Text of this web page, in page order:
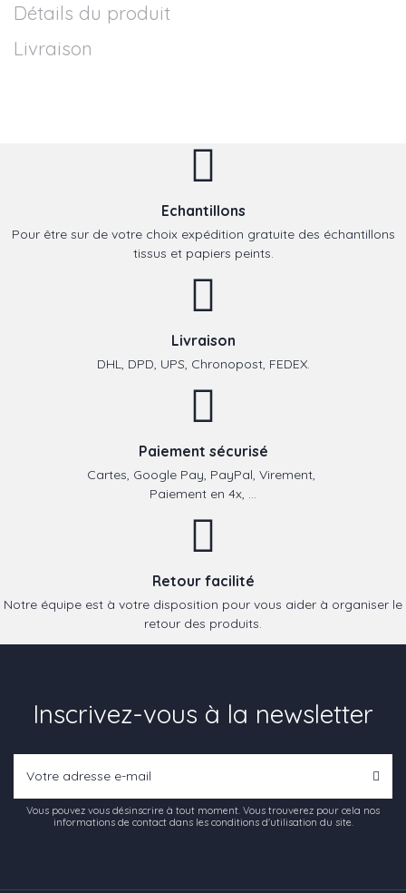
Détails du produit
Livraison
Echantillons
Pour être sur de votre choix expédition gratuite des échantillons
tissus et papiers peints.
Livraison
DHL, DPD, UPS, Chronopost, FEDEX.
Paiement sécurisé
Cartes, Google Pay, PayPal, Virement,
Paiement en 4x, ...
Retour facilité
Notre équipe est à votre disposition pour vous aider à organiser le
retour des produits.
Inscrivez-vous à la newsletter
Vous pouvez vous désinscrire à tout moment. Vous trouverez pour cela nos
informations de contact dans les conditions d'utilisation du site.